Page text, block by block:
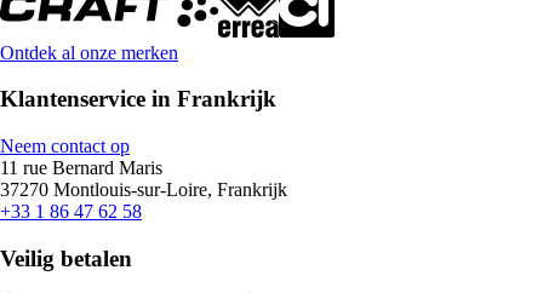
Ontdek al onze merken
Klantenservice in Frankrijk
Neem contact op
11 rue Bernard Maris
37270 Montlouis-sur-Loire, Frankrijk
+33 1 86 47 62 58
Veilig betalen